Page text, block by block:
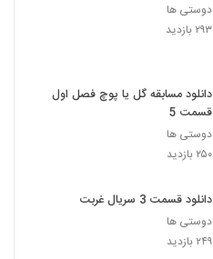
دوستی ها
۲۹۳ بازدید
دانلود مسابقه گل یا پوچ فصل اول
قسمت 5
دوستی ها
۲۵۰ بازدید
دانلود قسمت 3 سریال غربت
دوستی ها
۲۴۹ بازدید